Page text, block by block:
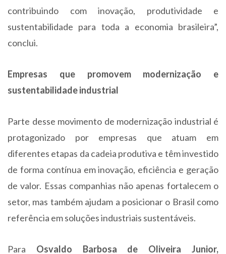
contribuindo com inovação, produtividade e
sustentabilidade para toda a economia brasileira”,
conclui.
Empresas que promovem modernização e
sustentabilidade industrial
Parte desse movimento de modernização industrial é
protagonizado por empresas que atuam em
diferentes etapas da cadeia produtiva e têm investido
de forma contínua em inovação, eficiência e geração
de valor. Essas companhias não apenas fortalecem o
setor, mas também ajudam a posicionar o Brasil como
referência em soluções industriais sustentáveis.
Para Osvaldo Barbosa de Oliveira Junior,